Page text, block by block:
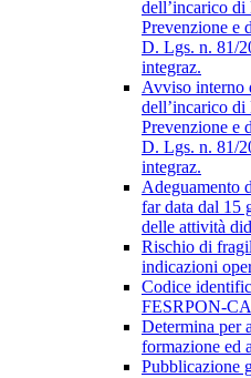
dell’incarico di
Prevenzione e
D. Lgs. n. 81/
integraz.
Avviso interno
dell’incarico di
Prevenzione e
D. Lgs. n. 81/
integraz.
Adeguamento
far data dal 15
delle attività
Rischio di
indicazioni
Codice
FESRPON-
Determina per
formazione ed
Pubblicazione